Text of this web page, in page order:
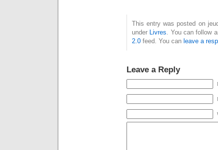
This entry was posted on
under Livres . You can follow
2.0 feed. You can leave a
Leave a Reply